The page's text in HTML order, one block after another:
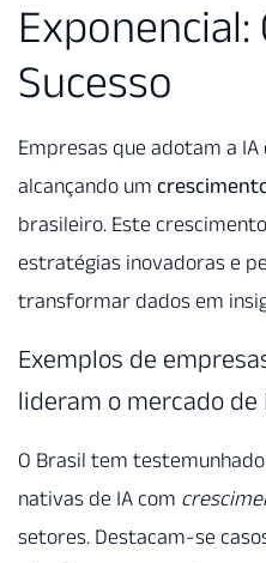
Exponencial:
Sucesso
Empresas que adotam a
alcançando um
brasileiro. Este
estratégias inovadoras e
transformar dados em
Exemplos de
lideram o mercado de
O Brasil tem
nativas de IA com
setores. Destacam-se